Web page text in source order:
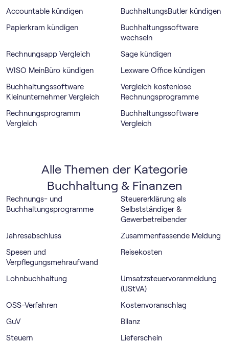
Accountable kündigen
BuchhaltungsButler kündigen
Papierkram kündigen
Buch­haltungs­software
wechseln
Rechnungsapp Vergleich
Sage kündigen
WISO MeinBüro kündigen
Lexware Office kündigen
Buch­haltungs­software
Kleinunternehmer Vergleich
Vergleich kostenlose
Rechnungs­programme
Rechnungs­programm
Vergleich
Buch­haltungs­software
Vergleich
Alle Themen der Kategorie
Buchhaltung & Finanzen
Rechnungs- und
Buchhaltungsprogramme
Steuererklärung als
Selbstständiger &
Gewerbetreibender
Jahresabschluss
Zusammenfassende Meldung
Spesen und
Verpflegungsmehraufwand
Reisekosten
Lohnbuchhaltung
Umsatz­steuer­voranmeldung
(UStVA)
OSS-Verfahren
Kostenvoranschlag
GuV
Bilanz
Steuern
Lieferschein